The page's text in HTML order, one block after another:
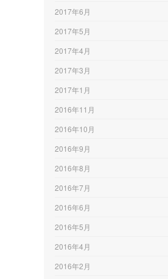
2017年6月
2017年5月
2017年4月
2017年3月
2017年1月
2016年11月
2016年10月
2016年9月
2016年8月
2016年7月
2016年6月
2016年5月
2016年4月
2016年2月